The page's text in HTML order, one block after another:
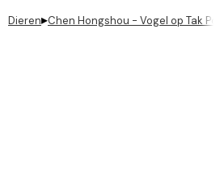
Dieren▸Chen Hongshou - Vogel op Tak